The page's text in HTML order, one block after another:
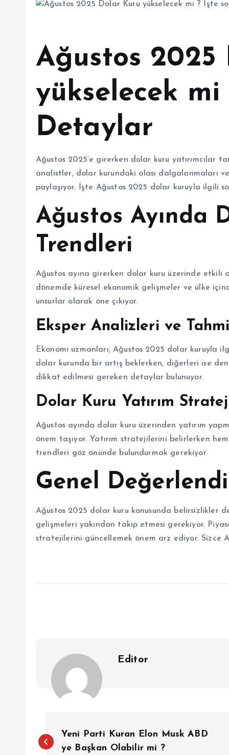
Ağustos 2025
yükselecek mi
Detaylar
Ağustos 2025’e girerken dolar kuru yatırımcılar
analistler, dolar kurundaki olası dalgalanmaları
paylaşıyor. İşte Ağustos 2025 dolar kuruyla ilgili
Ağustos Ayında
Trendleri
Ağustos ayına girerken dolar kuru üzerinde etkili
dönemde küresel ekonomik gelişmeler ve ülke
unsurlar olarak öne çıkıyor.
Eksper Analizleri ve
Ekonomi uzmanları, Ağustos 2025 dolar kuruyla
dolar kurunda bir artış beklerken, diğerleri ise
dikkat edilmesi gereken detaylar bulunuyor.
Dolar Kuru Yatırım
Ağustos ayında dolar kuru üzerinden yatırım
önem taşıyor. Yatırım stratejilerini belirlerken
trendleri göz önünde bulundurmak gerekiyor.
Genel
Ağustos 2025 dolar kuru konusunda belirsizlikler
gelişmeleri yakından takip etmesi gerekiyor.
stratejilerini güncellemek önem arz ediyor. Sizce
Editor
Yeni Parti Kuran Elon Musk ABD
ye Başkan Olabilir mi ?